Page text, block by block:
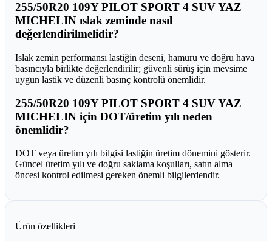
255/50R20 109Y PILOT SPORT 4 SUV YAZ
MICHELIN ıslak zeminde nasıl
değerlendirilmelidir?
Islak zemin performansı lastiğin deseni, hamuru ve doğru hava
basıncıyla birlikte değerlendirilir; güvenli sürüş için mevsime
uygun lastik ve düzenli basınç kontrolü önemlidir.
255/50R20 109Y PILOT SPORT 4 SUV YAZ
MICHELIN için DOT/üretim yılı neden
önemlidir?
DOT veya üretim yılı bilgisi lastiğin üretim dönemini gösterir.
Güncel üretim yılı ve doğru saklama koşulları, satın alma
öncesi kontrol edilmesi gereken önemli bilgilerdendir.
Ürün özellikleri